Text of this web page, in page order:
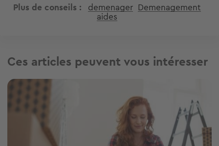
Plus de conseils demenager Demenagement
aides
Ces articles peuvent vous intéresser
Image